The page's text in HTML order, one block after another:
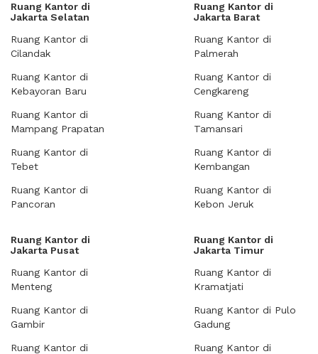
Ruang Kantor di
Jakarta Selatan
Ruang Kantor di
Cilandak
Ruang Kantor di
Kebayoran Baru
Ruang Kantor di
Mampang Prapatan
Ruang Kantor di
Tebet
Ruang Kantor di
Pancoran
Ruang Kantor di
Jakarta Barat
Ruang Kantor di
Palmerah
Ruang Kantor di
Cengkareng
Ruang Kantor di
Tamansari
Ruang Kantor di
Kembangan
Ruang Kantor di
Kebon Jeruk
Ruang Kantor di
Jakarta Pusat
Ruang Kantor di
Menteng
Ruang Kantor di
Gambir
Ruang Kantor di
Ruang Kantor di
Jakarta Timur
Ruang Kantor di
Kramatjati
Ruang Kantor di Pulo
Gadung
Ruang Kantor di